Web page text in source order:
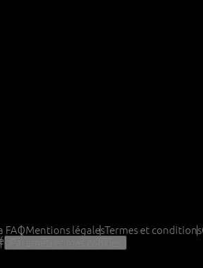
FAQMentions légalesTermes et conditions